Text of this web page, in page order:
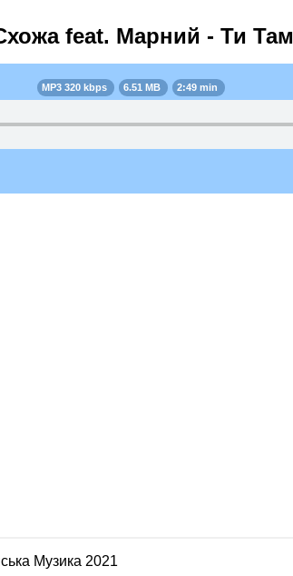
feat. Марний - Ти Там
MP3 320 kbps 6.51 MB 2:49 min
Музика 2021